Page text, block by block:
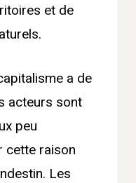
et de
a de
acteurs sont
peu
cette raison
Les